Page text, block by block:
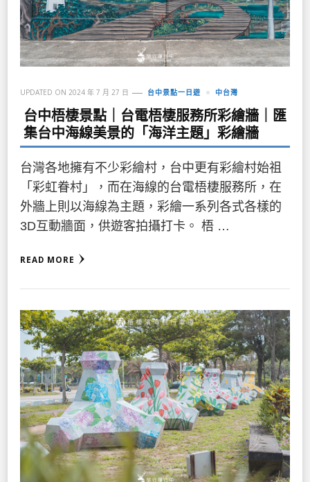
UPDATED ON 2024 年 7 月 27 日 台中景點一日遊 中台灣
台中梧棲景點｜台電梧棲服務所彩繪牆｜匯
集台中海線美景的「海洋主題」彩繪牆
台灣各地擁有不少彩繪村，台中更有彩繪村始祖
「彩虹眷村」，而在海線的台電梧棲服務所，在
外牆上則以海線為主題，彩繪一系列各式各樣的
3D互動牆面，供遊客拍攝打卡。 梧 …
READ MORE